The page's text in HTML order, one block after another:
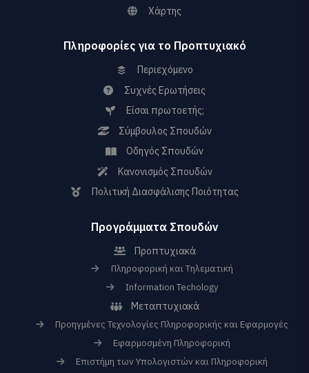
Χάρτης
Πληροφορίες για το Προπτυχιακό
Περιεχόμενο
Συχνές Ερωτήσεις
Είσαι πρωτοετής;
Σύμβουλος Σπουδών
Οδηγός Σπουδών
Κανονισμός Σπουδών
Πολιτική Διασφάλισης Ποιότητας
Προγράμματα Σπουδών
Προπτυχιακά
Πληροφορική και Τηλεματική
Information Techology
Μεταπτυχιακά
Προηγμένες Τεχνολογίες Πληροφορικής και Εφαρμογές
Εφαρμοσμένη Πληροφορική
Επιστήμη των Υπολογιστών και Πληροφορική